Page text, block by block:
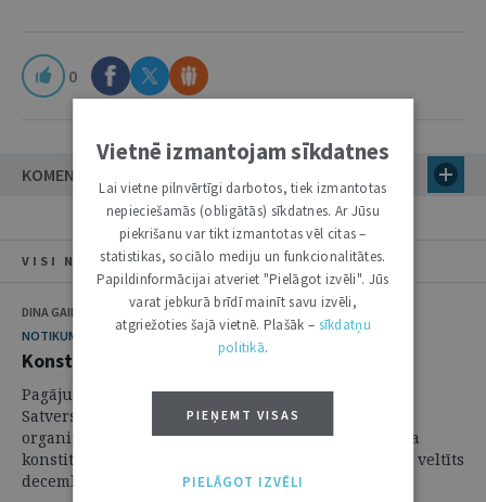
0
KOMENTĀRI
VISI NUMURA RAKSTI
DINA GAILĪTE, JĀNIS PLEPS
NOTIKUMS
Konstitucionālās vērtības krīzes laikā
Pagājušajā nedēļā, 29.–30. septembrī, Rīgā notika
Satversmes tiesas un Venēcijas komisijas kopīgi
organizēta konference "Konstitucionālās tiesas loma
konstitucionālo vērtību aizsardzībā". Pasākums bija veltīts
decembrī gaidāmajai Latvijas Republikas ...
Vietnē izmantojam sīkdatnes
Lai vietne pilnvērtīgi darbotos, tiek izmantotas
nepieciešamās (obligātās) sīkdatnes. Ar Jūsu
piekrišanu var tikt izmantotas vēl citas –
statistikas, sociālo mediju un funkcionalitātes.
Papildinformācijai atveriet "Pielāgot izvēli". Jūs
varat jebkurā brīdī mainīt savu izvēli,
atgriežoties šajā vietnē. Plašāk – sīkdatņu
politikā.
PIEŅEMT VISAS
PIELĀGOT IZVĒLI